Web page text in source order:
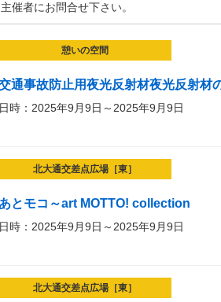
催者にお問合せ下さい。
憩いの空間
通事故防止用夜光反射材夜光反射材
日時：2025年9月9日～2025年9月9日
北大通交差点広場［東］
あとモコ～art MOTTO! collection
日時：2025年9月9日～2025年9月9日
北大通交差点広場［東］